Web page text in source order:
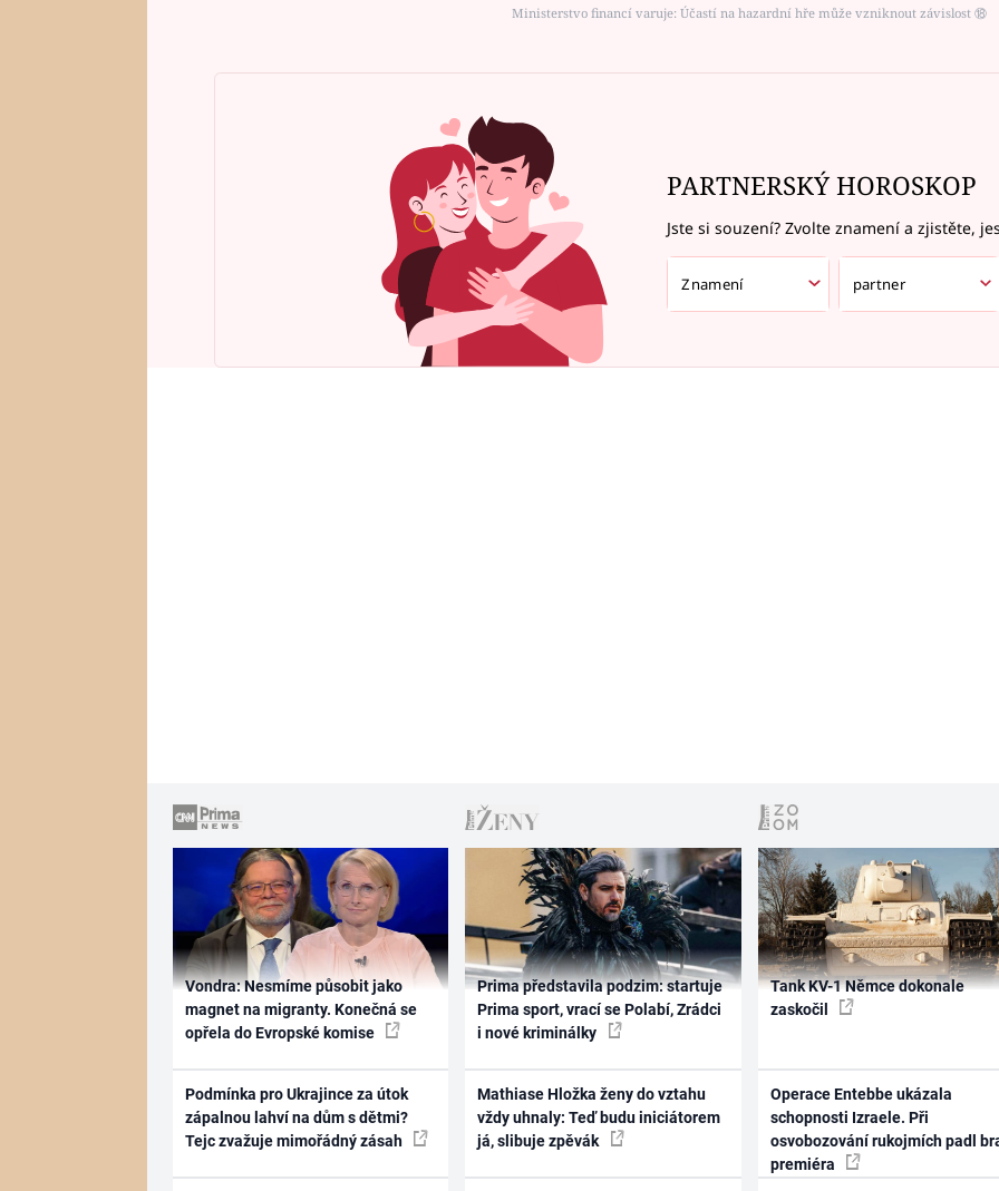
Ministerstvo financí varuje: Účastí na hazardní hře může vzniknout závislost ⑱
PARTNERSKÝ HOROSKOP
Jste si souzení? Zvolte znamení a zjistěte,
Vondra: Nesmíme působit jako
magnet na migranty. Konečná se
opřela do Evropské komise
Podmínka pro Ukrajince za útok
zápalnou lahví na dům s dětmi?
Tejc zvažuje mimořádný zásah
Prima představila podzim: startuje
Prima sport, vrací se Polabí, Zrádci
i nové kriminálky
Mathiase Hložka ženy do vztahu
vždy uhnaly: Teď budu iniciátorem
já, slibuje zpěvák
Tank KV-1 Němce dokonale
zaskočil
Operace Entebbe ukázala
schopnosti Izraele. Při
osvobozování rukojmích padl
premiéra